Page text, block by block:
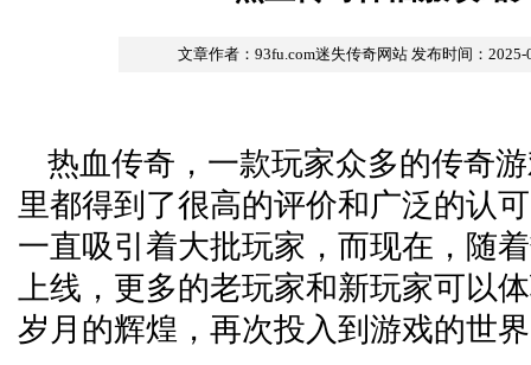
文章作者：93fu.com迷失传奇网站 发布时间：2025-
热血传奇，一款玩家众多的传奇
里都得到了很高的评价和广泛的认
一直吸引着大批玩家，而现在，随
上线，更多的老玩家和新玩家可以
岁月的辉煌，再次投入到游戏的世